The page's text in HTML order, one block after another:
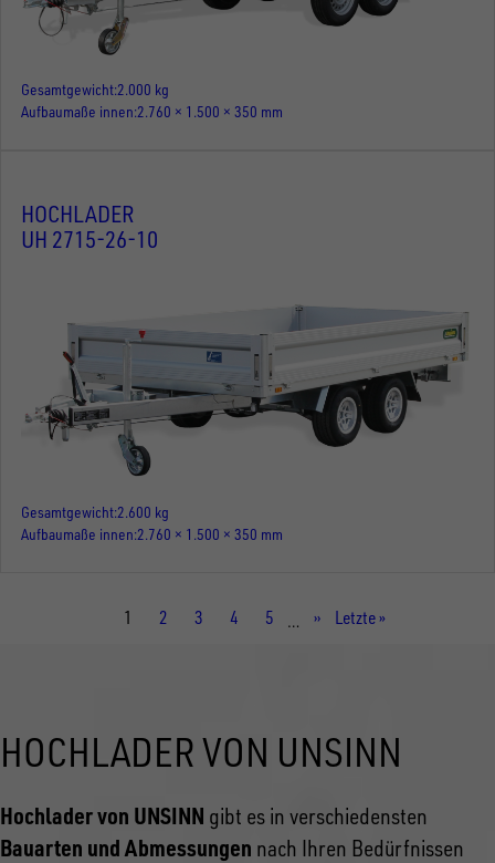
Gesamtgewicht 2.000 kg
Aufbaumaße innen 2.760 × 1.500 × 350 mm
HOCHLADER
UH 2715-26-10
Gesamtgewicht 2.600 kg
Aufbaumaße innen 2.760 × 1.500 × 350 mm
Aktuelle
1 Seite
2 Seite
3 Seite
4 Seite
5 …
Nächste
››
Letzte
Letzte »
HOCHLADER VON UNSINN
Hochlader von UNSINN gibt es in verschiedensten
Bauarten und Abmessungen nach Ihren Bedürfnissen